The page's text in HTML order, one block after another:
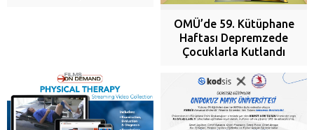
OMÜ’de 59. Kütüphane
Haftası Depremzede
Çocuklarla Kutlandı